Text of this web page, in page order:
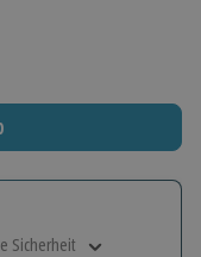
Sicherheit